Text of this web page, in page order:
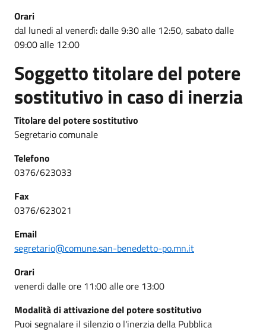
Orari
dal lunedi al venerdì: dalle 9:30 alle 12:50, sabato dalle
09:00 alle 12:00
Soggetto titolare del potere
sostitutivo in caso di inerzia
Titolare del potere sostitutivo
Segretario comunale
Telefono
0376/623033
Fax
0376/623021
Email
segretario@comune.san-benedetto-po.mn.it
Orari
venerdi dalle ore 11:00 alle ore 13:00
Modalità di attivazione del potere sostitutivo
Puoi segnalare il silenzio o l'inerzia della Pubblica